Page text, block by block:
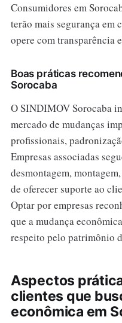
Consumidores em
terão mais segurança em
opere com transparência
Boas práticas
Sorocaba
O SINDIMOV Sorocaba
mercado de mudanças
profissionais,
Empresas associadas
desmontagem,
de oferecer suporte ao
Optar por empresas
que a mudança
respeito pelo patrimônio
Aspectos
clientes que
econômica em